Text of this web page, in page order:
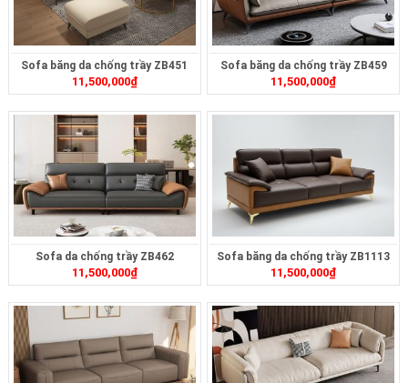
Sofa băng da chống trầy ZB451
11,500,000₫
Sofa băng da chống trầy ZB459
11,500,000₫
Sofa da chống trầy ZB462
11,500,000₫
Sofa băng da chống trầy ZB1113
11,500,000₫